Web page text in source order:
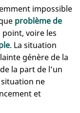
impossible
problème de
point, voire les
. La situation
génère de la
la part de l’un
ne
et